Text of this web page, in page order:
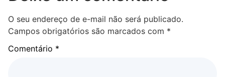
O seu endereço de e-mail não será publicado.
Campos obrigatórios são marcados com *
Comentário *